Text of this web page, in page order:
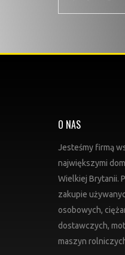
O NAS
Jesteśmy firmą
największymi
Wielkiej Brytanii.
zakupie
osobowych,
dostawczych,
maszyn